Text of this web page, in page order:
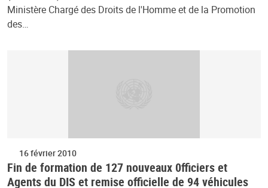
Ministère Chargé des Droits de l'Homme et de la Promotion
des…
16 février 2010
Fin de formation de 127 nouveaux 0fficiers et
Agents du DIS et remise officielle de 94 véhicules